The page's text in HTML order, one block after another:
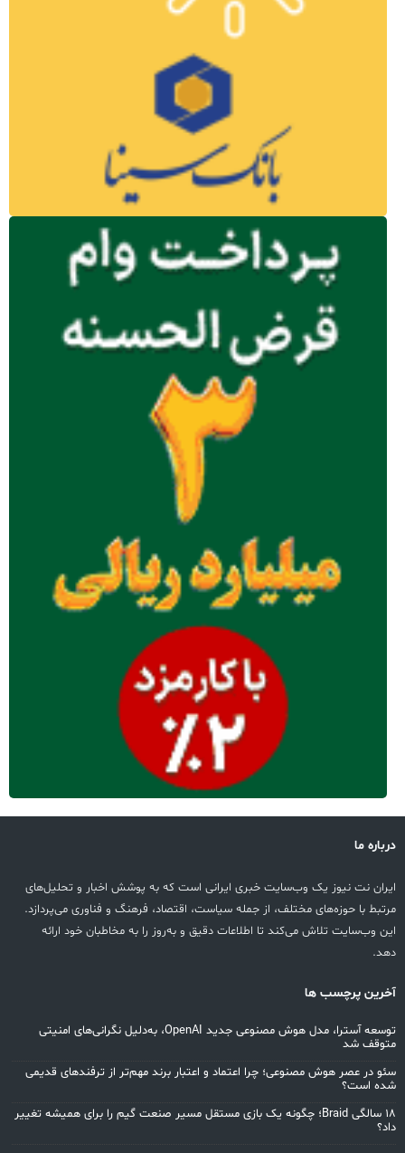
درباره ما
ایران نت نیوز یک وب‌سایت خبری ایرانی است که به پوشش اخبار و تحلیل‌های
مرتبط با حوزه‌های مختلف، از جمله سیاست، اقتصاد، فرهنگ و فناوری می‌پردازد.
این وب‌سایت تلاش می‌کند تا اطلاعات دقیق و به‌روز را به مخاطبان خود ارائه
دهد.
آخرین پرچسب ها
توسعه آسترا، مدل هوش مصنوعی جدید OpenAI، به‌دلیل نگرانی‌های امنیتی
متوقف شد
سئو در عصر هوش مصنوعی؛ چرا اعتماد و اعتبار برند مهم‌تر از ترفندهای قدیمی
شده است؟
۱۸ سالگی Braid؛ چگونه یک بازی مستقل مسیر صنعت گیم را برای همیشه تغییر
داد؟